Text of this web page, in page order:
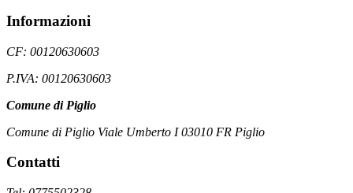
Informazioni
CF: 00120630603
P.IVA: 00120630603
Comune di Piglio
Comune di Piglio Viale Umberto I 03010 FR Piglio
Contatti